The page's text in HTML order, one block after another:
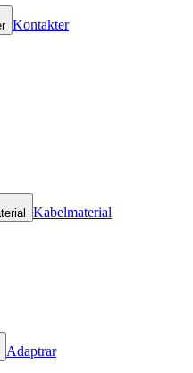
Kontakter
Kabelmaterial
Adaptrar